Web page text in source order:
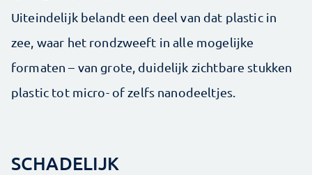
Uiteindelijk belandt een deel van dat plastic in
zee, waar het rondzweeft in alle mogelijke
formaten – van grote, duidelijk zichtbare stukken
plastic tot micro- of zelfs nanodeeltjes.
SCHADELIJK